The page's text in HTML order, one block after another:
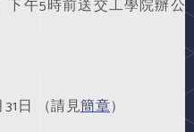
下午5時前送交工學院辦公
日 （請見簡章）